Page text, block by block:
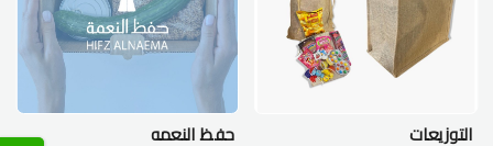
التوزيعات حفظ النعمه